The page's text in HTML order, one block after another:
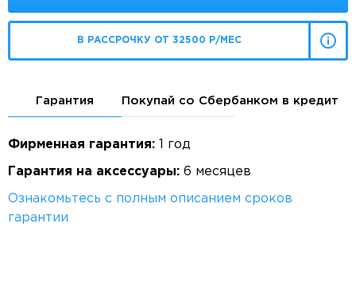
В РАССРОЧКУ ОТ 32500 Р/МЕС
Гарантия Покупай со Сбербанком в кредит
Фирменная гарантия: 1 год
Гарантия на аксессуары: 6 месяцев
Ознакомьтесь с полным описанием сроков
гарантии